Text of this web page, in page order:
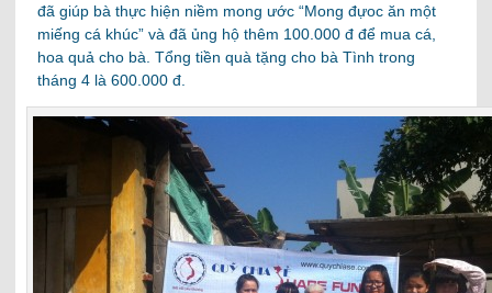
đã giúp bà thực hiện niềm mong ước “Mong đựoc ăn một
miếng cá khúc” và đã ủng hộ thêm 100.000 đ để mua cá,
hoa quả cho bà. Tổng tiền quà tặng cho bà Tình trong
tháng 4 là 600.000 đ.